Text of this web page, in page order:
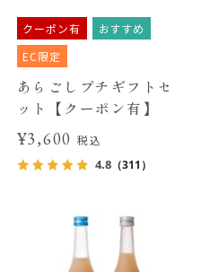
クーポン有
おすすめ
EC限定
あらごしプチギフトセ
ット【クーポン有】
¥3,600税込
4.8（311）